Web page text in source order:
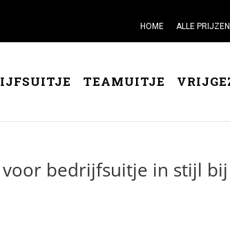
HOME ALLE PRIJZEN
TEAMUITJE
bedrijfsuitje in stijl bij